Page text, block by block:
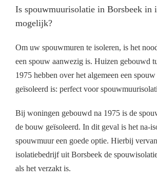
Is spouwmuurisolatie in Borsbeek in
mogelijk?
Om uw spouwmuren te isoleren, is het
een spouw aanwezig is. Huizen gebouwd
1975 hebben over het algemeen een
geïsoleerd is: perfect voor
Bij woningen gebouwd na 1975 is de
de bouw geïsoleerd. In dit geval is het na-
spouwmuur een goede optie. Hierbij
isolatiebedrijf uit Borsbeek de
als het verzakt is.